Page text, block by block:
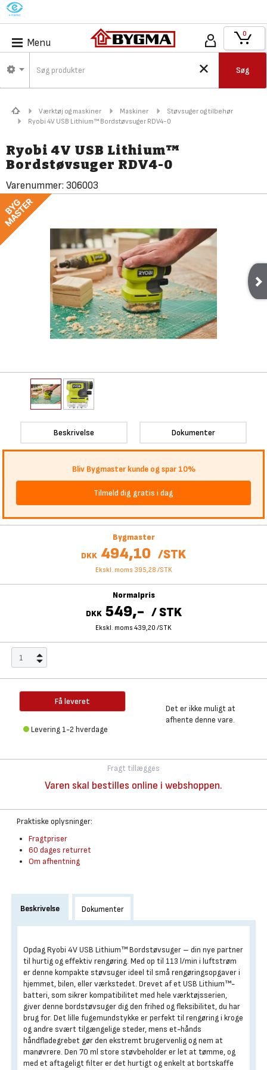
M
Menu
Søg
0
Værktøj og maskiner Maskiner
Støvsuger og tilbehør
Ryobi 4V USB Lithium™ Bordstøvsuger RDV4-0
Ryobi 4V USB Lithium™
Bordstøvsuger RDV4-0
Varenummer: 306003
Beskrivelse Dokumenter
Bliv Bygmaster kunde og spar 10%
Tilmeld dig gratis i dag
Bygmaster
DKK 494,10 /STK
Ekskl. moms 395,28 /STK
Normalpris
DKK 549,- / STK
Ekskl. moms 439,20 /STK
Få leveret
Levering 1-2 hverdage
Det er ikke muligt at
afhente denne vare.
Fragt tillægges
Varen skal bestilles online i webshoppen.
Praktiske oplysninger:
Fragtpriser
60 dages returret
Om afhentning
Beskrivelse Dokumenter
Opdag Ryobi 4V USB Lithium™ Bordstøvsuger – din nye partner
til hurtig og effektiv rengøring. Med op til 113 l/min i luftstrøm
er denne kompakte støvsuger ideel til små rengøringsopgaver i
hjemmet, bilen, eller værkstedet. Drevet af et USB Lithium™-
batteri, som sikrer kompatibilitet med hele værktøjsserien,
giver denne bordstøvsuger dig den frihed og fleksibilitet, du har
brug for. Det lille fugemundstykke er perfekt til rengøring i kroge
og andre svært tilgængelige steder, mens et-hånds
håndfladegrebet gør den ekstremt brugervenlig og nem at
manøvrere. Den 70 ml store støvbeholder er let at tømme, og
med et aftageligt filter er det hurtigt og enkelt at bortskaffe